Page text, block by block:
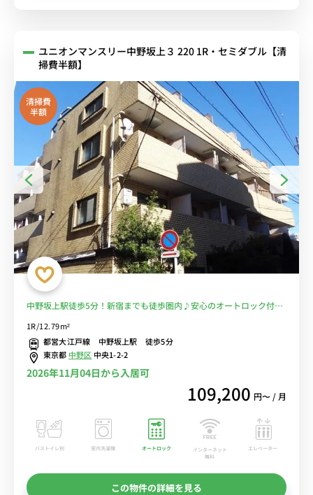
ユニオンマンスリー中野坂上３ 220 1R・セミダブル【清
掃費半額】
清掃費
半額
中野坂上駅徒歩5分！新宿までも徒歩圏内♪安心のオートロック付！
1R/12.79m²
都営大江戸線 中野坂上駅 徒歩5分
東京都 中野区 中央1-2-2
2026年11月04日から入居可
109,200 円〜 / 月
バストイレ別 室内洗濯機 オートロック
インターネット
無料
エレベーター
この物件の詳細を見る